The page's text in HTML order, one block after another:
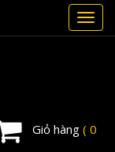
Giỏ hàng ( 0